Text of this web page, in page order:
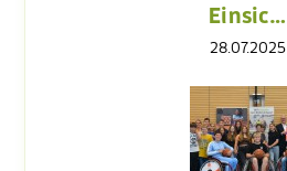
Einsic…
28.07.2025